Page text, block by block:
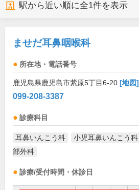
駅から近い順に全1件を表示
ませだ耳鼻咽喉科
所在地・電話番号
鹿児島県鹿児島市紫原5丁目6-20 [地図]
099-208-3387
診療科目
耳鼻いんこう科 小児耳鼻いんこう科
部外科
診療/受付時間・休診日